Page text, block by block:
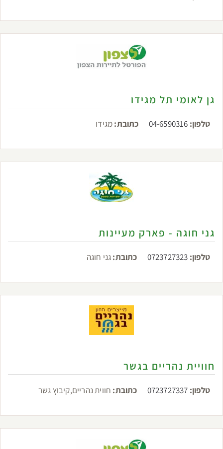
גן לאומי תל מגידו
טלפון: 04-6590316 כתובת:מגידו
גני חוגה - פארק מעיינות
טלפון: 0723727323 כתובת:גני חוגה
חוויית נהריים בגשר
טלפון: 0723727337 כתובת: חווית נהריים,קיבוץ גשר